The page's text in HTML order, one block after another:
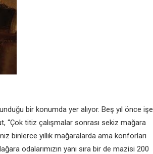
bir konumda yer alıyor. Beş yıl önce işe
“Çok titiz çalışmalar sonrası sekiz mağara
binlerce yıllık mağaralarda ama konforları
odalarımızın yanı sıra bir de mazisi 200